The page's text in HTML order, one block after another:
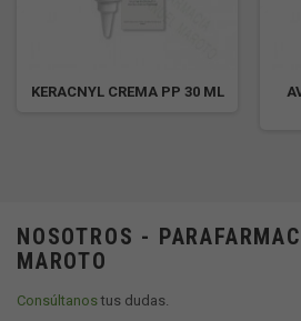
KERACNYL CREMA PP 30 ML
NOSOTROS -
MAROTO
Consúltanostus dudas.